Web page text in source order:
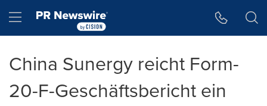
Hamburger menu
China Sunergy reicht Form-
20-F-Geschäftsbericht ein